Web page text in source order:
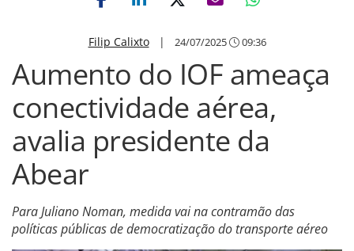
Filip Calixto| 24/07/2025 09:36
Aumento do IOF ameaça
conectividade aérea,
avalia presidente da
Abear
Para Juliano Noman, medida vai na contramão das
políticas públicas de democratização do transporte aéreo